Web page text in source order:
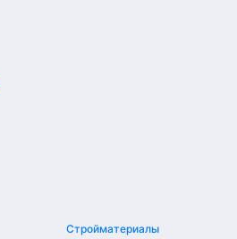
Стройматериалы